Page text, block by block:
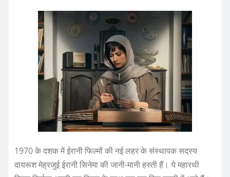
1970 के दशक में ईरानी फिल्मों की नई लहर के संस्थापक सदस्य
दायरूश मेह्रजुई ईरानी सिनेमा की जानी-मानी हस्ती हैं। ये महारथी